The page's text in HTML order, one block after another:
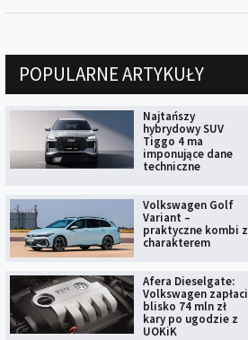
POPULARNE ARTYKUŁY
Najtańszy
hybrydowy SUV
Tiggo 4 ma
imponujące dane
techniczne
Volkswagen Golf
Variant –
praktyczne kombi z
charakterem
Afera Dieselgate:
Volkswagen zapłaci
blisko 74 mln zł
kary po ugodzie z
UOKiK